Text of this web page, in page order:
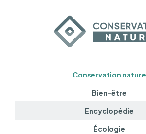
Conservation nature
Bien-être
Encyclopédie
Écologie